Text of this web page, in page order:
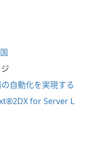
自動化を実現する
for Server L